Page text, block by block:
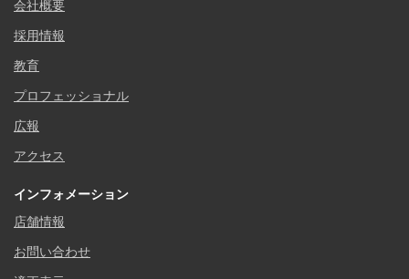
会社概要
採用情報
教育
プロフェッショナル
広報
アクセス
インフォメーション
店舗情報
お問い合わせ